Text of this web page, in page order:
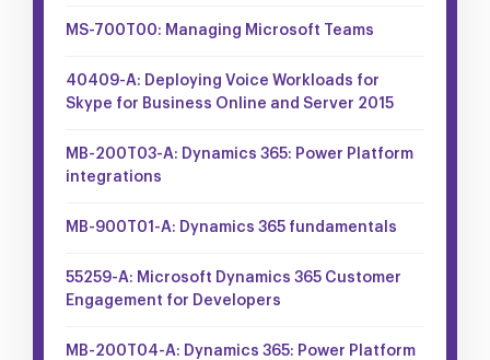
MS-700T00: Managing Microsoft Teams
40409-A: Deploying Voice Workloads for
Skype for Business Online and Server 2015
MB-200T03-A: Dynamics 365: Power Platform
integrations
MB-900T01-A: Dynamics 365 fundamentals
55259-A: Microsoft Dynamics 365 Customer
Engagement for Developers
MB-200T04-A: Dynamics 365: Power Platform